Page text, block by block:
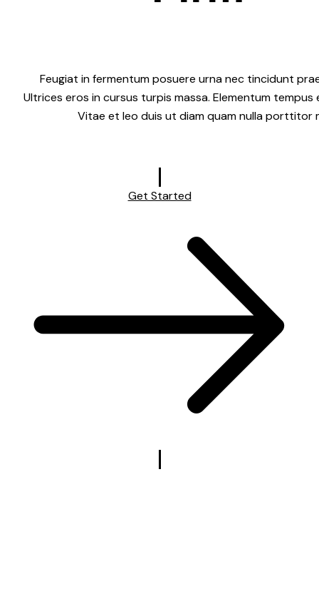
Feugiat in fermentum posuere urna nec tincidunt
Ultrices eros in cursus turpis massa. Elementum tempus
Vitae et leo duis ut diam quam nulla porttitor
Get Started